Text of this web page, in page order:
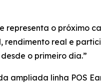
representa o próximo
rendimento real e
o primeiro dia.”
ampliada linha POS